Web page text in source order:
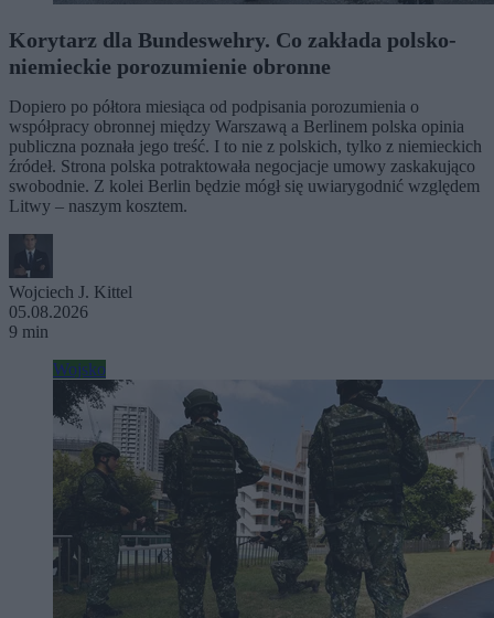
Korytarz dla Bundeswehry. Co zakłada polsko-
niemieckie porozumienie obronne
Dopiero po półtora miesiąca od podpisania porozumienia o
współpracy obronnej między Warszawą a Berlinem polska opinia
publiczna poznała jego treść. I to nie z polskich, tylko z niemieckich
źródeł. Strona polska potraktowała negocjacje umowy zaskakująco
swobodnie. Z kolei Berlin będzie mógł się uwiarygodnić względem
Litwy – naszym kosztem.
Wojciech J. Kittel
05.08.2026
9 min
Wojsko